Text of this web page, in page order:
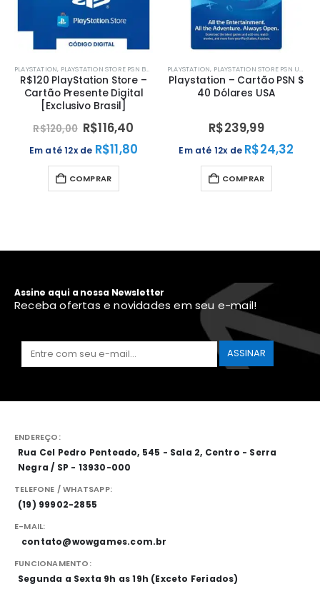
STORE PSN BRASIL
Store –
Digital
116,40
11,80
PLAYSTATION,PLAYSTATION STORE PSN USA
Playstation – Cartão PSN $
40 Dólares USA
R$
Em até 12x de 24,32
PLAYSTATION,PLAYSTATION
Playstation –
20 Dólares
Em até 12x de
Assine aqui a nossa Newsletter
Receba ofertas e novidades em seu e-mail!
ENDEREÇO:
Rua Cel Pedro Penteado, 545 - Sala 2, Centro - Serra
Negra / SP - 13930-000
TELEFONE / WHATSAPP:
(19) 99902-2855
E-MAIL:
contato@wowgames.com.br
FUNCIONAMENTO:
Segunda a Sexta 9h as 19h (Exceto Feriados)